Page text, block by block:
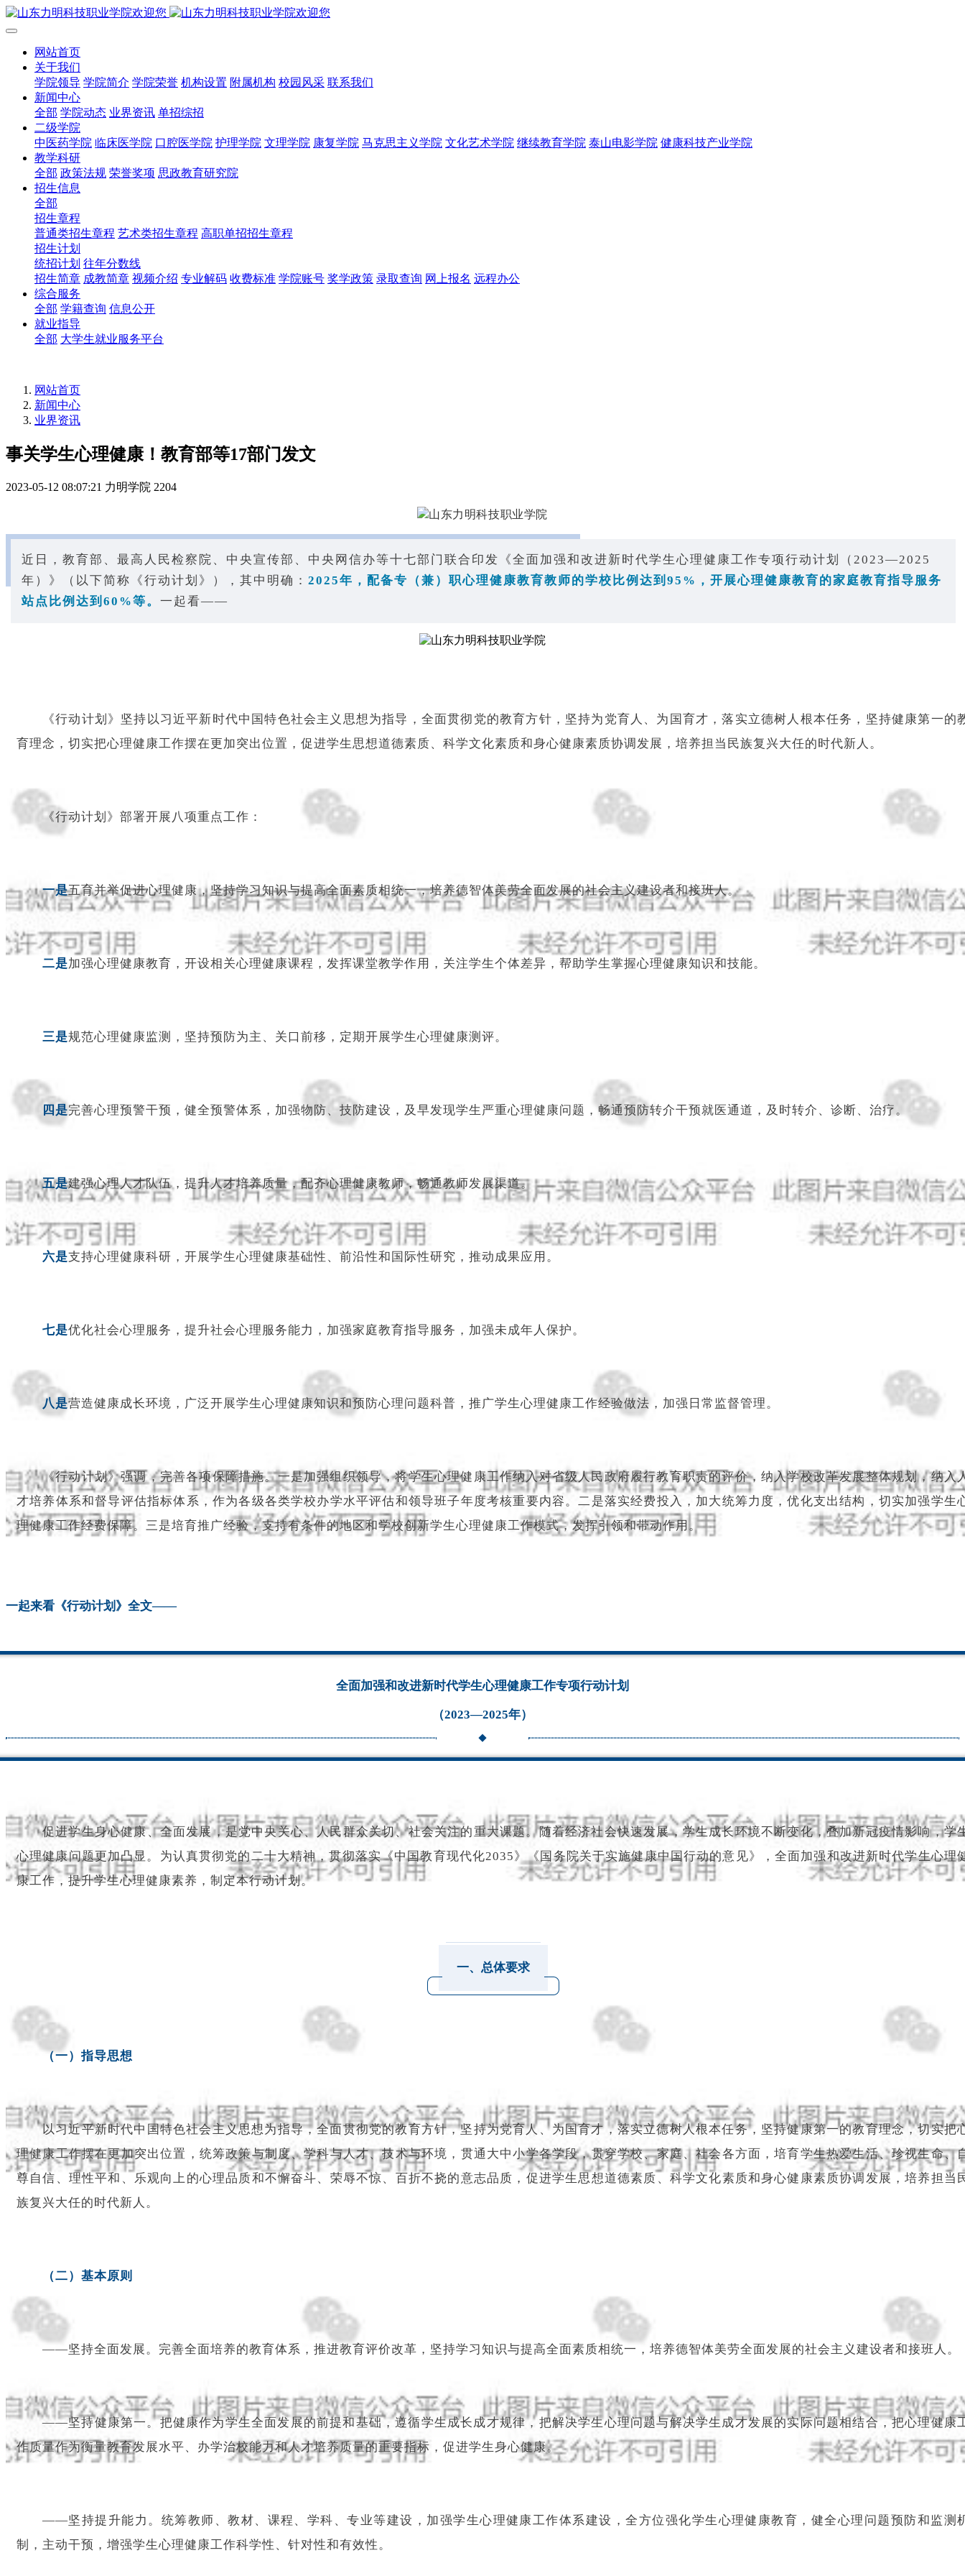
网站首页
关于我们
学院领导 学院简介 学院荣誉 机构设置 附属机构 校园风采 联系我们
新闻中心
全部 学院动态 业界资讯 单招综招
二级学院
中医药学院 临床医学院 口腔医学院 护理学院 文理学院 康复学院 马克思主义学院 文化艺术学院 继续教育学院 泰山电影学院 健康科技产业学院
教学科研
全部 政策法规 荣誉奖项 思政教育研究院
招生信息
全部
招生章程
普通类招生章程 艺术类招生章程 高职单招招生章程
招生计划
统招计划 往年分数线
招生简章 成教简章 视频介绍 专业解码 收费标准 学院账号 奖学政策 录取查询 网上报名 远程办公
综合服务
全部 学籍查询 信息公开
就业指导
全部 大学生就业服务平台
网站首页
新闻中心
业界资讯
事关学生心理健康！教育部等17部门发文
2023-05-12 08:07:21 力明学院 2204
近日，教育部、最高人民检察院、中央宣传部、中央网信办等十七部门联合印发《全面加强和改进新时代学生心理健康工作专项行动计划（2023—2025
年）》（以下简称《行动计划》），其中明确： 2025年，配备专（兼）职心理健康教育教师的学校比例达到95%，开展心理健康教育的家庭教育指导服务
站点比例达到60%等。 一起看——
《行动计划》坚持以习近平新时代中国特色社会主义思想为指导，全面贯彻党的教育方针，坚持为党育人、为国育才，落实立德树人根本任务，坚持健康第一的
育理念，切实把心理健康工作摆在更加突出位置，促进学生思想道德素质、科学文化素质和身心健康素质协调发展，培养担当民族复兴大任的时代新人。
《行动计划》部署开展八项重点工作：
一是五育并举促进心理健康，坚持学习知识与提高全面素质相统一，培养德智体美劳全面发展的社会主义建设者和接班人。
二是加强心理健康教育，开设相关心理健康课程，发挥课堂教学作用，关注学生个体差异，帮助学生掌握心理健康知识和技能。
三是规范心理健康监测，坚持预防为主、关口前移，定期开展学生心理健康测评。
四是完善心理预警干预，健全预警体系，加强物防、技防建设，及早发现学生严重心理健康问题，畅通预防转介干预就医通道，及时转介、诊断、治疗。
五是建强心理人才队伍，提升人才培养质量，配齐心理健康教师，畅通教师发展渠道。
六是支持心理健康科研，开展学生心理健康基础性、前沿性和国际性研究，推动成果应用。
七是优化社会心理服务，提升社会心理服务能力，加强家庭教育指导服务，加强未成年人保护。
八是营造健康成长环境，广泛开展学生心理健康知识和预防心理问题科普，推广学生心理健康工作经验做法，加强日常监督管理。
《行动计划》强调，完善各项保障措施。一是加强组织领导，将学生心理健康工作纳入对省级人民政府履行教育职责的评价，纳入学校改革发展整体规划，纳入
才培养体系和督导评估指标体系，作为各级各类学校办学水平评估和领导班子年度考核重要内容。二是落实经费投入，加大统筹力度，优化支出结构，切实加强学生
理健康工作经费保障。三是培育推广经验，支持有条件的地区和学校创新学生心理健康工作模式，发挥引领和带动作用。
一起来看《行动计划》全文——
全面加强和改进新时代学生心理健康工作专项行动计划
（2023—2025年）
促进学生身心健康、全面发展，是党中央关心、人民群众关切、社会关注的重大课题。随着经济社会快速发展，学生成长环境不断变化，叠加新冠疫情影响，学
心理健康问题更加凸显。为认真贯彻党的二十大精神，贯彻落实《中国教育现代化2035》《国务院关于实施健康中国行动的意见》，全面加强和改进新时代学生心理
康工作，提升学生心理健康素养，制定本行动计划。
一、总体要求
（一）指导思想
以习近平新时代中国特色社会主义思想为指导，全面贯彻党的教育方针，坚持为党育人、为国育才，落实立德树人根本任务，坚持健康第一的教育理念，切实把
理健康工作摆在更加突出位置，统筹政策与制度、学科与人才、技术与环境，贯通大中小学各学段，贯穿学校、家庭、社会各方面，培育学生热爱生活、珍视生命、
尊自信、理性平和、乐观向上的心理品质和不懈奋斗、荣辱不惊、百折不挠的意志品质，促进学生思想道德素质、科学文化素质和身心健康素质协调发展，培养担当
族复兴大任的时代新人。
（二）基本原则
——坚持全面发展。完善全面培养的教育体系，推进教育评价改革，坚持学习知识与提高全面素质相统一，培养德智体美劳全面发展的社会主义建设者和接班人。
——坚持健康第一。把健康作为学生全面发展的前提和基础，遵循学生成长成才规律，把解决学生心理问题与解决学生成才发展的实际问题相结合，把心理健康
作质量作为衡量教育发展水平、办学治校能力和人才培养质量的重要指标，促进学生身心健康。
——坚持提升能力。统筹教师、教材、课程、学科、专业等建设，加强学生心理健康工作体系建设，全方位强化学生心理健康教育，健全心理问题预防和监测
制，主动干预，增强学生心理健康工作科学性、针对性和有效性。